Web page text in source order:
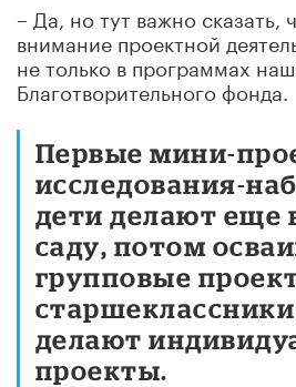
– Да, но тут важно сказать,
внимание проектной
не только в программах
Благотворительного фонда.
Первые мини-
исследования-
дети делают еще
саду, потом
групповые
делают
проекты.